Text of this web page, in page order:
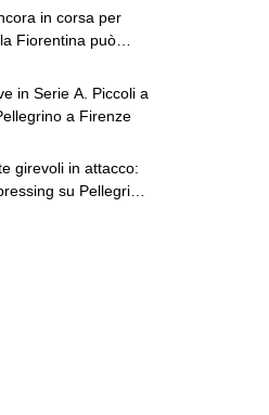
due esterni.
la Fiorentina e il
in corsa per
Fiorentina può
in Serie A. Piccoli a
a Firenze
girevoli in attacco:
su Pellegrino